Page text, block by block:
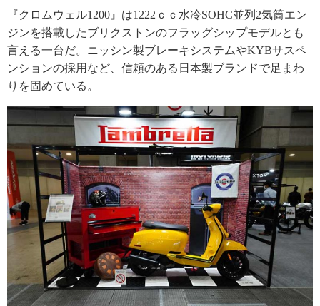
『クロムウェル1200』は1222ｃｃ水冷SOHC並列2気筒エン
ジンを搭載したブリクストンのフラッグシップモデルとも
言える一台だ。ニッシン製ブレーキシステムやKYBサスペ
ンションの採用など、信頼のある日本製ブランドで足まわ
りを固めている。